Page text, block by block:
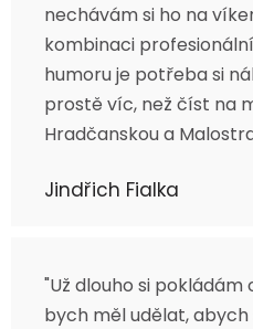
nechávám si ho na
kombinaci
humoru je potřeba si
prostě víc, než číst na
Hradčanskou a
Jindřich Fialka
"Už dlouho si pokládám
bych měl udělat, abych